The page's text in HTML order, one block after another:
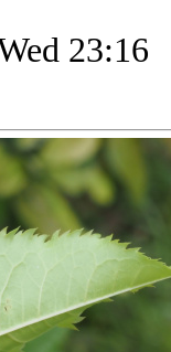
23:16